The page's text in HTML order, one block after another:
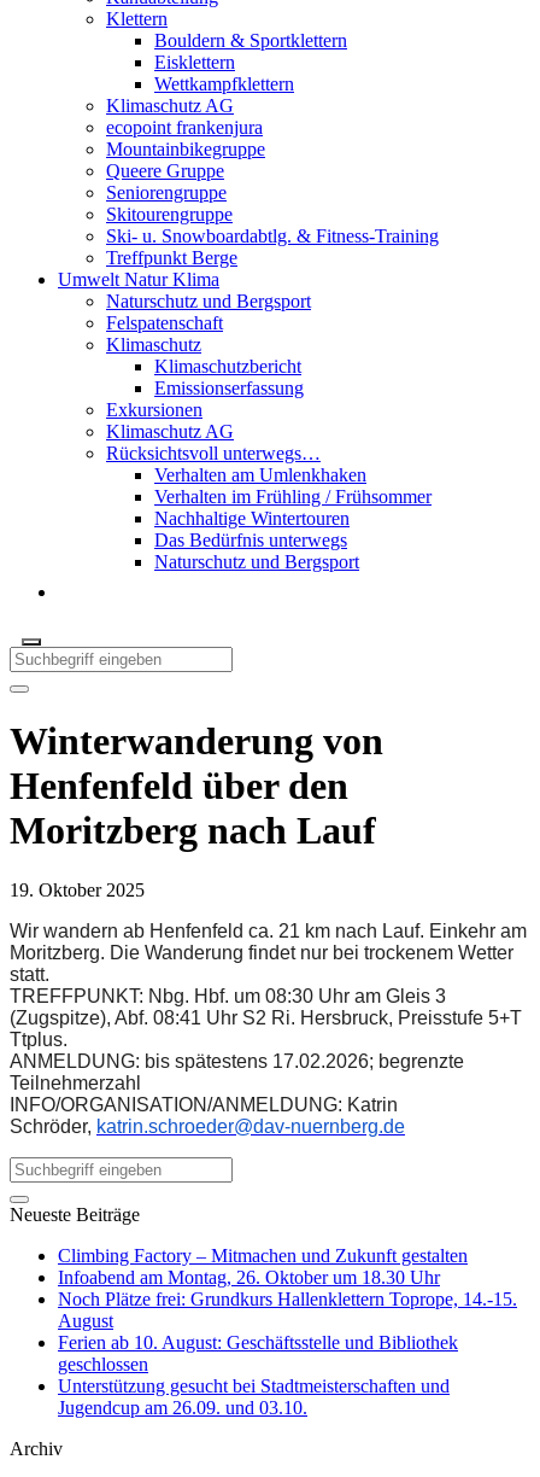
Klettern
Bouldern & Sportklettern
Eisklettern
Wettkampfklettern
Klimaschutz AG
ecopoint frankenjura
Mountainbikegruppe
Queere Gruppe
Seniorengruppe
Skitourengruppe
Ski- u. Snowboardabtlg. & Fitness-Training
Treffpunkt Berge
Umwelt Natur Klima
Naturschutz und Bergsport
Felspatenschaft
Klimaschutz
Klimaschutzbericht
Emissionserfassung
Exkursionen
Klimaschutz AG
Rücksichtsvoll unterwegs…
Verhalten am Umlenkhaken
Verhalten im Frühling / Frühsommer
Nachhaltige Wintertouren
Das Bedürfnis unterwegs
Naturschutz und Bergsport
Winterwanderung von
Henfenfeld über den
Moritzberg nach Lauf
19. Oktober 2025
Wir wandern ab Henfenfeld ca. 21 km nach Lauf. Einkehr am
Moritzberg. Die Wanderung findet nur bei trockenem Wetter
statt.
TREFFPUNKT: Nbg. Hbf. um 08:30 Uhr am Gleis 3
(Zugspitze), Abf. 08:41 Uhr S2 Ri. Hersbruck, Preisstufe 5+T
Ttplus.
ANMELDUNG: bis spätestens 17.02.2026; begrenzte
Teilnehmerzahl
INFO/ORGANISATION/ANMELDUNG: Katrin
Schröder, katrin.schroeder@dav-nuernberg.de
Neueste Beiträge
Climbing Factory – Mitmachen und Zukunft gestalten
Infoabend am Montag, 26. Oktober um 18.30 Uhr
Noch Plätze frei: Grundkurs Hallenklettern Toprope, 14.-15.
August
Ferien ab 10. August: Geschäftsstelle und Bibliothek
geschlossen
Unterstützung gesucht bei Stadtmeisterschaften und
Jugendcup am 26.09. und 03.10.
Archiv